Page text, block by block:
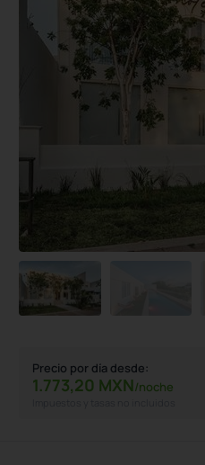
Precio por día desde:
1.773,20 MXN/noche